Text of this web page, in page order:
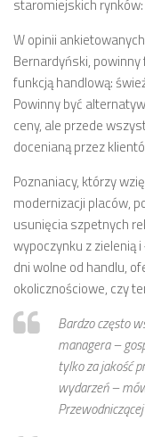
numer 1(8)/2018
numer 2(7)/2017
numer 1(6)/2017
numer 3(5)/2016
numer 2(4)/2016
numer 1(3)/2016
numer 2/2015
numer 1/2015
Dokumenty
Statut osiedla
Uchwały Rady
Uchwały Zarządu
Budżet
staromiejskich
W opinii
Bernardyński,
funkcją handlową:
Powinny być
ceny, ale przede
docenianą przez
Poznaniacy, którzy
modernizacji placów,
usunięcia szpetnych
wypoczynku z zielenią
dni wolne od handlu,
okolicznościowe, czy
Bardzo często
managera –
tylko za jakość
wydarzeń –